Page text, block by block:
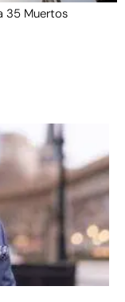
35 Muertos